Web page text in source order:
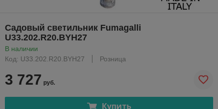
Садовый светильник Fumagalli
U33.202.R20.BYH27
В наличии
Код: U33.202.R20.BYH27
Розница
3 727 руб.
Купить